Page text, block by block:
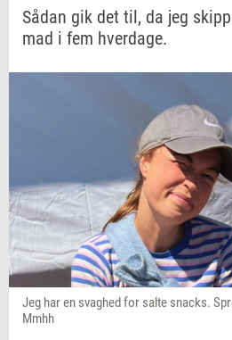
Sådan gik det til, da jeg
mad i fem hverdage.
Jeg har en svaghed for salte snacks.
Mmhh